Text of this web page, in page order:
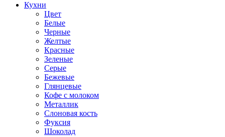
Кухни
Цвет
Белые
Черные
Желтые
Красные
Зеленые
Серые
Бежевые
Глянцевые
Кофе с молоком
Металлик
Слоновая кость
Фуксия
Шоколад